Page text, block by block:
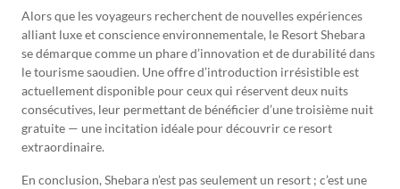
Alors que les voyageurs recherchent de nouvelles expériences
alliant luxe et conscience environnementale, le Resort Shebara
se démarque comme un phare d’innovation et de durabilité dans
le tourisme saoudien. Une offre d’introduction irrésistible est
actuellement disponible pour ceux qui réservent deux nuits
consécutives, leur permettant de bénéficier d’une troisième nuit
gratuite — une incitation idéale pour découvrir ce resort
extraordinaire.
En conclusion, Shebara n’est pas seulement un resort ; c’est une